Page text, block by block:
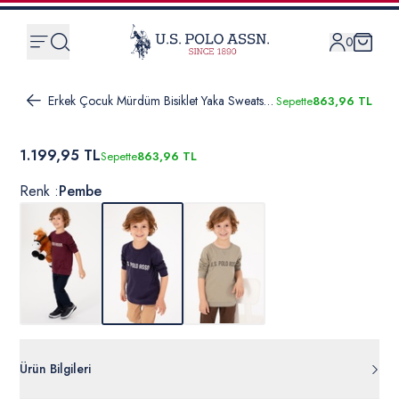
0
Erkek Çocuk Mürdüm Bisiklet Yaka Sweatshirt Sepette863,96 TL
1.199,95 TLSepette863,96 TL
Renk :Pembe
Ürün Bilgileri